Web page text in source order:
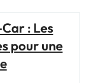
: Les
pour une